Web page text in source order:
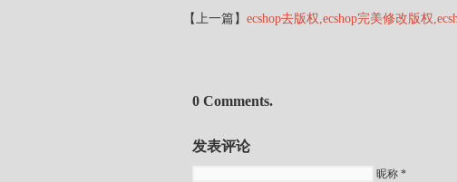
【上一篇】 ecshop去版权,ecshop完美修改版权
0 Comments.
发表评论
昵称 *